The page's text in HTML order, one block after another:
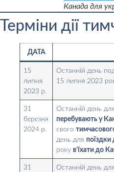
Канада для
Терміни дії
ДАТА
15
липня
2023 р.
Останній день
15 липня 2023
31
березня
2024 р.
Останній день
перебувають у
свого
день для
рокув’їхати до
31
Останній день для